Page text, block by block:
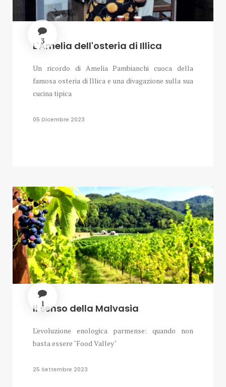
3
L'Amelia dell'osteria di Illica
Un ricordo di Amelia Pambianchi cuoca della
famosa osteria di Illica e una divagazione sulla sua
cucina tipica
05 Dicembre 2023
1
Il senso della Malvasia
L'evoluzione enologica parmense: quando non
basta essere "Food Valley"
25 Settembre 2023